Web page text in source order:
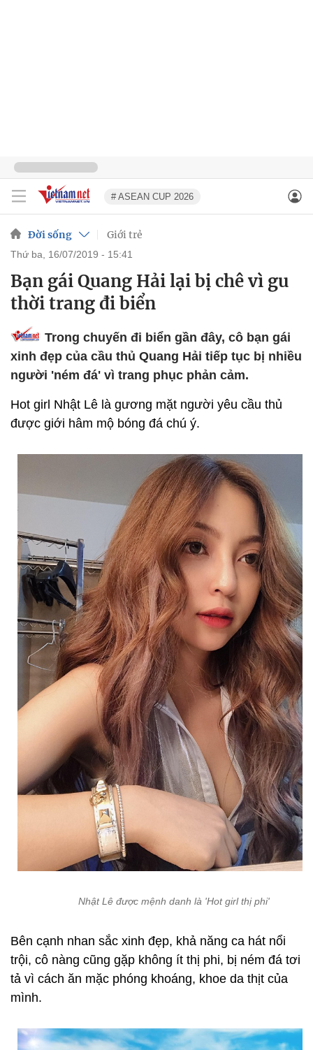
# ASEAN CUP 2026
Đời sống Giới trẻ
thứ ba, 16/07/2019 - 15:41
Bạn gái Quang Hải lại bị chê vì gu
thời trang đi biển
Trong chuyến đi biển gần đây, cô bạn gái
xinh đẹp của cầu thủ Quang Hải tiếp tục bị nhiều
người 'ném đá' vì trang phục phản cảm.
Hot girl Nhật Lê là gương mặt người yêu cầu thủ
được giới hâm mộ bóng đá chú ý.
Nhật Lê được mệnh danh là 'Hot girl thị phi'
Bên cạnh nhan sắc xinh đẹp, khả năng ca hát nổi
trội, cô nàng cũng gặp không ít thị phi, bị ném đá tơi
tả vì cách ăn mặc phóng khoáng, khoe da thịt của
mình.